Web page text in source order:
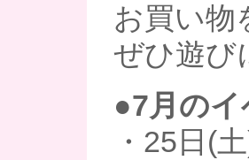
お買い物
ぜひ遊
●7月の
・25日(